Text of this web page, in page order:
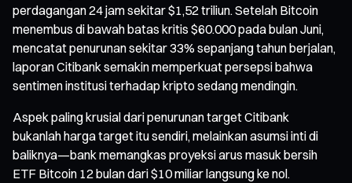
perdagangan 24 jam sekitar $1,52 triliun. Setelah Bitcoin
menembus di bawah batas kritis $60.000 pada bulan Juni,
mencatat penurunan sekitar 33% sepanjang tahun berjalan,
laporan Citibank semakin memperkuat persepsi bahwa
sentimen institusi terhadap kripto sedang mendingin.
Aspek paling krusial dari penurunan target Citibank
bukanlah harga target itu sendiri, melainkan asumsi inti di
baliknya—bank memangkas proyeksi arus masuk bersih
ETF Bitcoin 12 bulan dari $10 miliar langsung ke nol.